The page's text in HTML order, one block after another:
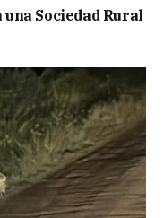
Sociedad Rural